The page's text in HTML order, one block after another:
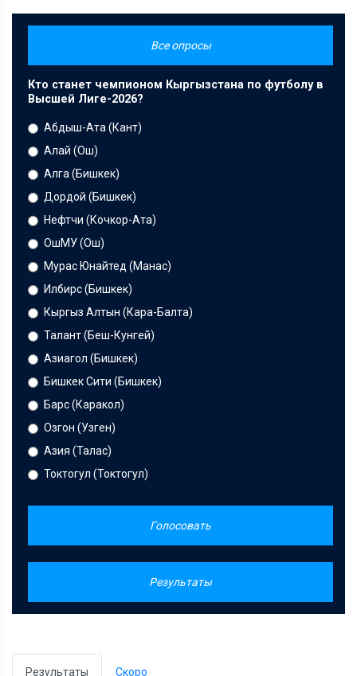
Все опросы
Кто станет чемпионом Кыргызстана по футболу в
Высшей Лиге-2026?
Абдыш-Ата (Кант)
Алай (Ош)
Алга (Бишкек)
Дордой (Бишкек)
Нефтчи (Кочкор-Ата)
ОшМУ (Ош)
Мурас Юнайтед (Манас)
Илбирс (Бишкек)
Кыргыз Алтын (Кара-Балта)
Талант (Беш-Кунгей)
Азиагол (Бишкек)
Бишкек Сити (Бишкек)
Барс (Каракол)
Озгон (Узген)
Азия (Талас)
Токтогул (Токтогул)
Голосовать
Результаты
Результаты Скоро